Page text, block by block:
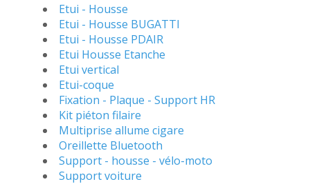
Etui - Housse
Etui - Housse BUGATTI
Etui - Housse PDAIR
Etui Housse Etanche
Etui vertical
Etui-coque
Fixation - Plaque - Support HR
Kit piéton filaire
Multiprise allume cigare
Oreillette Bluetooth
Support - housse - vélo-moto
Support voiture